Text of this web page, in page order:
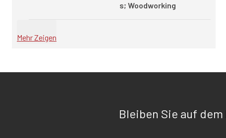
s; Woodworking
Mehr Zeigen
Bleiben Sie auf